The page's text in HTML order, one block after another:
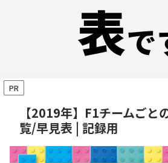
PR
【2019年】F1チームごと
覧/早見表 | 記録用